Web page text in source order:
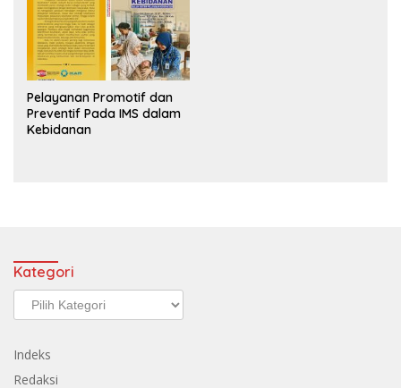
Pelayanan Promotif dan
Preventif Pada IMS dalam
Kebidanan
Kategori
Kategori
Indeks
Redaksi